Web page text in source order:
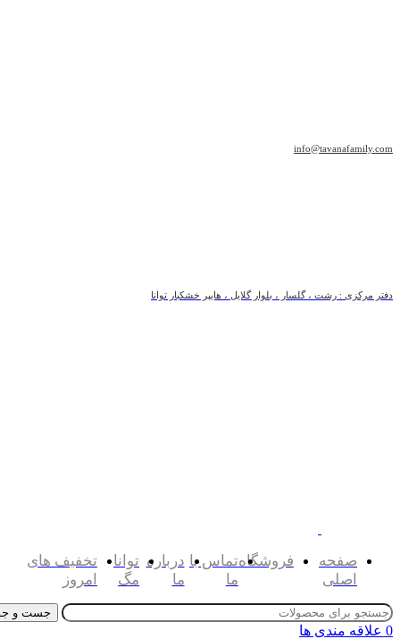
info@tavanafamily.com
دفتر مرکزی : رشت ، گلسار ، بلوار گلایل ، هایپر خشکبار توانا
صفحه
اصلی
فروشگاهتماس با
ما
درباره
ما
توانا
مگ
تخفیف های
امروز
جست و
0 علاقه مندی ها